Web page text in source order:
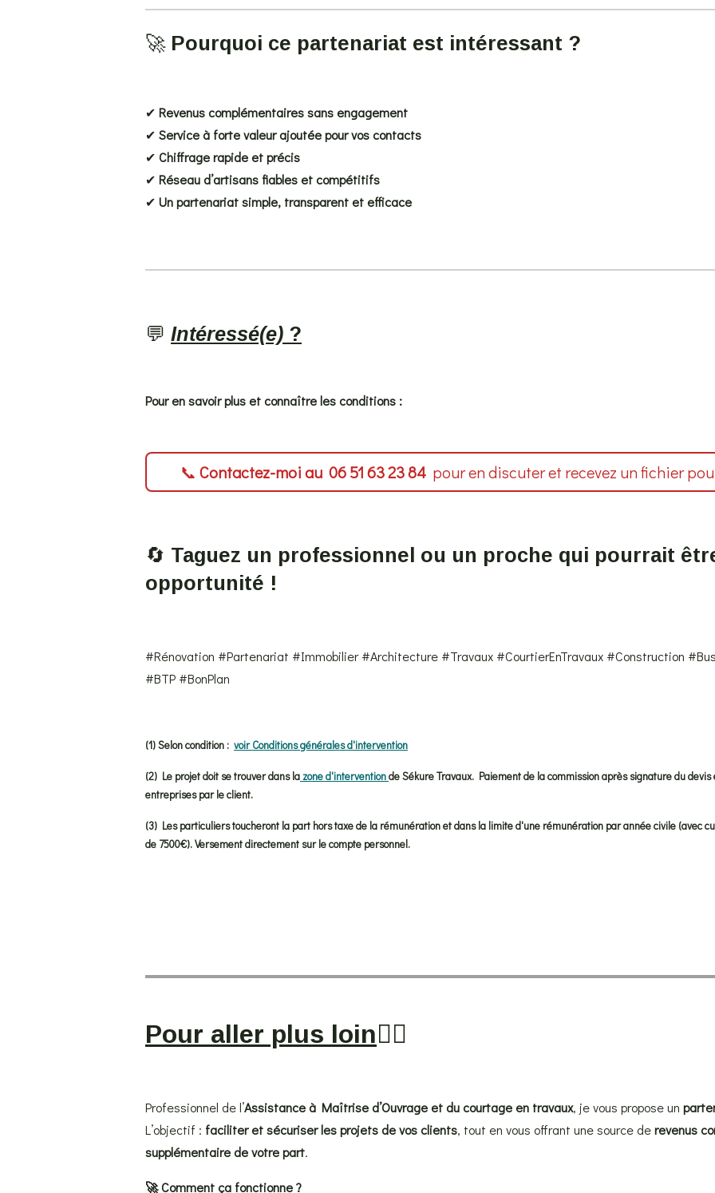
🚀 Pourquoi ce partenariat est intéressant ?
✔ Revenus complémentaires sans engagement
✔ Service à forte valeur ajoutée pour vos contacts
✔ Chiffrage rapide et précis
✔ Réseau d’artisans fiables et compétitifs
✔ Un partenariat simple, transparent et efficace
💬 Intéressé(e) ?
Pour en savoir plus et connaître les conditions :
📞 Contactez-moi au 06 51 63 23 84 pour en discuter et recevez un fichier
🔄 Taguez un professionnel ou un proche qui pourrait
opportunité !
#Rénovation #Partenariat #Immobilier #Architecture #Travaux #CourtierEnTravaux #Construction
#BTP #BonPlan
(1) Selon condition : voir Conditions générales d'intervention
(2) Le projet doit se trouver dans la zone d'interventionde Sékure Travaux. Paiement de la commission après signature du
entreprises par le client.
(3) Les particuliers toucheront la part hors taxe de la rémunération et dans la limite d'une rémunération par année civile (avec
de 7500€). Versement directement sur le compte personnel.
Pour aller plus loin👇🏼
Professionnel de l’Assistance à Maîtrise d’Ouvrage et du courtage en travaux, je vous propose un
L’objectif : faciliter et sécuriser les projets de vos clients, tout en vous offrant une source derevenus
supplémentaire de votre part.
🚀 Comment ça fonctionne ?